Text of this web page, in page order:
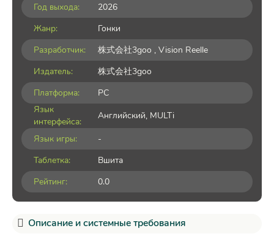
Год выхода:
2026
Жанр:
Гонки
Разработчик:
株式会社3goo , Vision Reelle
Издатель:
株式会社3goo
Платформа:
PC
Язык
интерфейса:
Английский, MULTi
Язык игры:
-
Таблетка:
Вшита
Рейтинг:
0.0
Описание и системные требования